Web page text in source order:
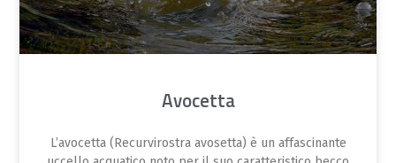
Avocetta
L’avocetta (Recurvirostra avosetta) è un affascinante